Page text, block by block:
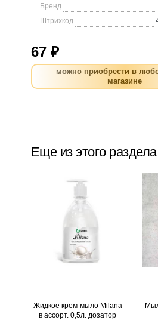
Бренд
Штрихкод
67 ₽
можно приобрести в
магазине
Еще из этого раздела
Жидкое крем-мыло Milana
в ассорт. 0,5л. дозатор